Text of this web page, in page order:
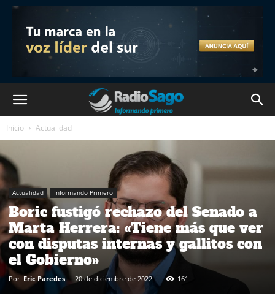
Inicio Actualidad
Actualidad Informando Primero
Boric fustigó rechazo del Senado a
Marta Herrera: «Tiene más que ver
con disputas internas y gallitos con
el Gobierno»
Por Eric Paredes - 20 de diciembre de 2022 161